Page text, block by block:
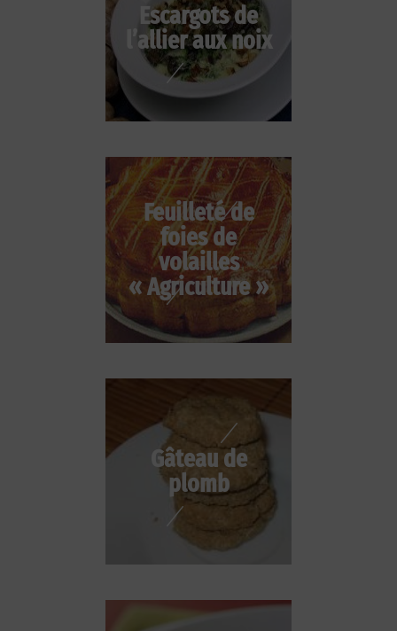
Escargots de
l’allier aux noix
Feuilleté de
foies de
volailles
« Agriculture »
Gâteau de
plomb